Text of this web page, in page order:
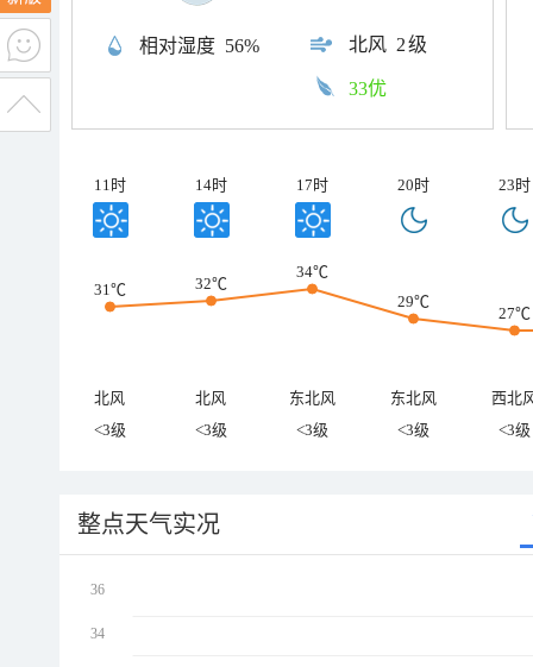
相对湿度 56% 北风 2级
33优
11时 14时 17时 20时 23时
31℃ 32℃
34℃
29℃
27℃
北风 北风 东北风 东北风
西北
<3级
<3级 <3级 <3级 <3级
整点天气实况
36
34